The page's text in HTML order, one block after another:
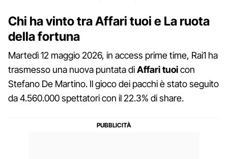
Chi ha vinto tra Affari tuoi e La ruota
della fortuna
Martedì 12 maggio 2026, in access prime time, Rai1 ha
trasmesso una nuova puntata diAffari tuoicon
Stefano De Martino. Il gioco dei pacchi è stato seguito
da 4.560.000 spettatori con il 22.3% di share.